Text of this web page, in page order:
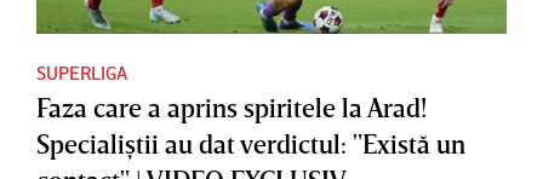
SUPERLIGA
Faza care a aprins spiritele la Arad!
Specialiştii au dat verdictul: "Există un